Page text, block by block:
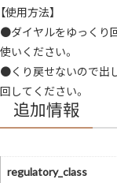
【使用方法】
●ダイヤルをゆっくり
使いください。
●くり戻せないので出
回してください。
追加情報
regulatory_class